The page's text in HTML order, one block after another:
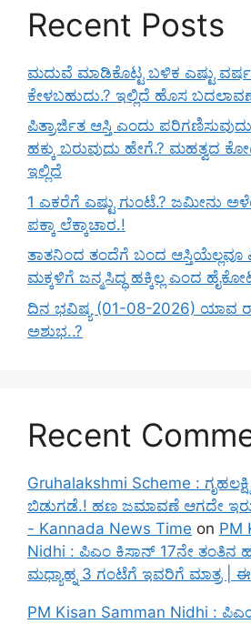
Recent Posts
ಮದುವೆ ಮಾಡಿಕೊಟ್ಟ ಬಳಿಕ ಎಷ್ಟು
ಕೇಳಬಹುದು.? ಇಲ್ಲಿದೆ ಹೊಸ
ಪಿತ್ರಾರ್ಜಿತ ಆಸ್ತಿ ಎಂದು
ಹಕ್ಕು ಬರುವುದು ಹೇಗೆ.? ಮಹತ್ವದ
ಇಲ್ಲಿದೆ
1 ಎಕರೆಗೆ ಎಷ್ಟು ಗುಂಟೆ.? ಜಮೀನು
ಪಕ್ಕಾ ಲೆಕ್ಕಾಚಾರ.!
ತಾತನಿಂದ ತಂದೆಗೆ ಬಂದ ಆಸ್ತಿಯೆಲ್ಲವೂ
ಮಕ್ಕಳಿಗೆ ಜನ್ಮಸಿದ್ಧ ಹಕ್ಕಿಲ್ಲ ಎಂದ
ದಿನ ಭವಿಷ್ಯ (01-08-2026) ಯಾವ
ಅಶುಭ..?
Recent
Gruhalakshmi Scheme :
ಬಿಡುಗಡೆ.! ಹಣ ಜಮಾವಣೆ ಆಗದೇ
- Kannada News Time on PM
Nidhi : ಪಿಎಂ ಕಿಸಾನ್ 17ನೇ ತಂತಿನ
ಮಧ್ಯಾಹ್ನ 3 ಗಂಟೆಗೆ ಇವರಿಗೆ ಮಾತ್ರ |
PM Kisan Samman Nidhi :